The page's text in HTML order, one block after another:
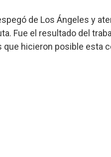
de Los Ángeles y
Fue el resultado del
hicieron posible esta